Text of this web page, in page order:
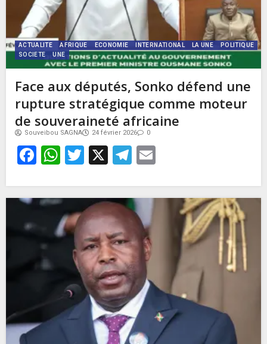
ACTUALITE AFRIQUE ECONOMIE INTERNATIONAL LA UNE
POLITIQUE
SOCIETE
UNE
Face aux députés, Sonko défend une
rupture stratégique comme moteur
de souveraineté africaine
Souveibou SAGNA 24 février 2026 0
Facebook
WhatsApp
Twitter
X Telegram